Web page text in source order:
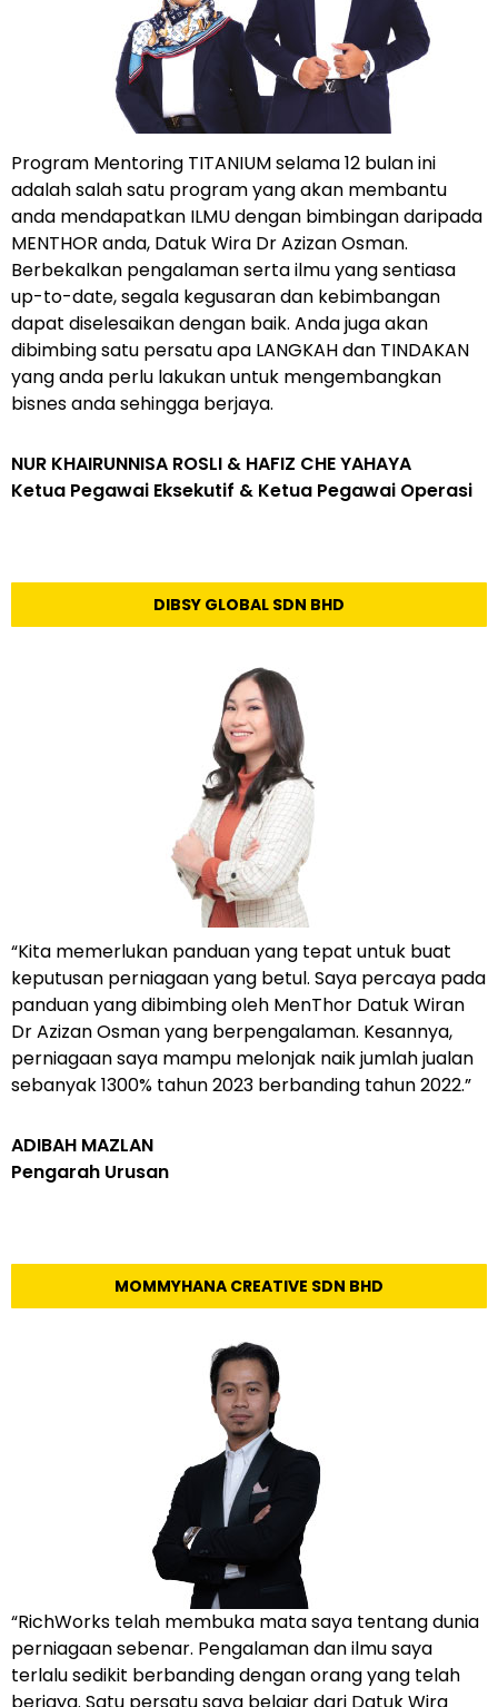
Program Mentoring TITANIUM selama 12 bulan ini
adalah salah satu program yang akan membantu
anda mendapatkan ILMU dengan bimbingan daripada
MENTHOR anda, Datuk Wira Dr Azizan Osman.
Berbekalkan pengalaman serta ilmu yang sentiasa
up-to-date, segala kegusaran dan kebimbangan
dapat diselesaikan dengan baik. Anda juga akan
dibimbing satu persatu apa LANGKAH dan TINDAKAN
yang anda perlu lakukan untuk mengembangkan
bisnes anda sehingga berjaya.
NUR KHAIRUNNISA ROSLI & HAFIZ CHE YAHAYA
Ketua Pegawai Eksekutif & Ketua Pegawai Operasi
DIBSY GLOBAL SDN BHD
“Kita memerlukan panduan yang tepat untuk buat
keputusan perniagaan yang betul. Saya percaya pada
panduan yang dibimbing oleh MenThor Datuk Wiran
Dr Azizan Osman yang berpengalaman. Kesannya,
perniagaan saya mampu melonjak naik jumlah jualan
sebanyak 1300% tahun 2023 berbanding tahun 2022.”
ADIBAH MAZLAN
Pengarah Urusan
MOMMYHANA CREATIVE SDN BHD
“RichWorks telah membuka mata saya tentang dunia
perniagaan sebenar. Pengalaman dan ilmu saya
terlalu sedikit berbanding dengan orang yang telah